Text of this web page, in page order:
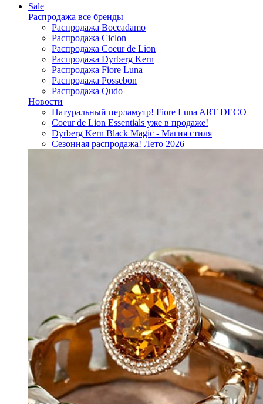
Sale
Распродажа все бренды
Распродажа Boccadamo
Распродажа Ciclon
Распродажа Coeur de Lion
Распродажа Dyrberg Kern
Распродажа Fiore Luna
Распродажа Possebon
Распродажа Qudo
Новости
Натуральный перламутр! Fiore Luna ART DECO
Coeur de Lion Essentials уже в продаже!
Dyrberg Kern Black Magic - Магия стиля
Сезонная распродажа! Лето 2026